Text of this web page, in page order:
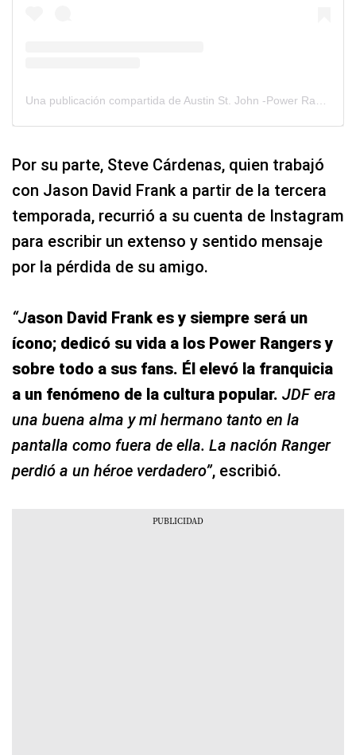
Por su parte, Steve Cárdenas, quien trabajó
con Jason David Frank a partir de la tercera
temporada, recurrió a su cuenta de Instagram
para escribir un extenso y sentido mensaje
por la pérdida de su amigo.
“Jason David Frank es y siempre será un
ícono; dedicó su vida a los Power Rangers y
sobre todo a sus fans. Él elevó la franquicia
a un fenómeno de la cultura popular. JDF era
una buena alma y mi hermano tanto en la
pantalla como fuera de ella. La nación Ranger
perdió a un héroe verdadero”, escribió.